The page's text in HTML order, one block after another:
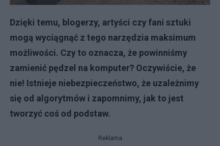
Dzięki temu, blogerzy, artyści czy fani sztuki
mogą wyciągnąć z tego narzędzia maksimum
możliwości. Czy to oznacza, że powinniśmy
zamienić pędzel na komputer? Oczywiście, że
nie! Istnieje niebezpieczeństwo, że uzależnimy
się od algorytmów i zapomnimy, jak to jest
tworzyć coś od podstaw.
Reklama